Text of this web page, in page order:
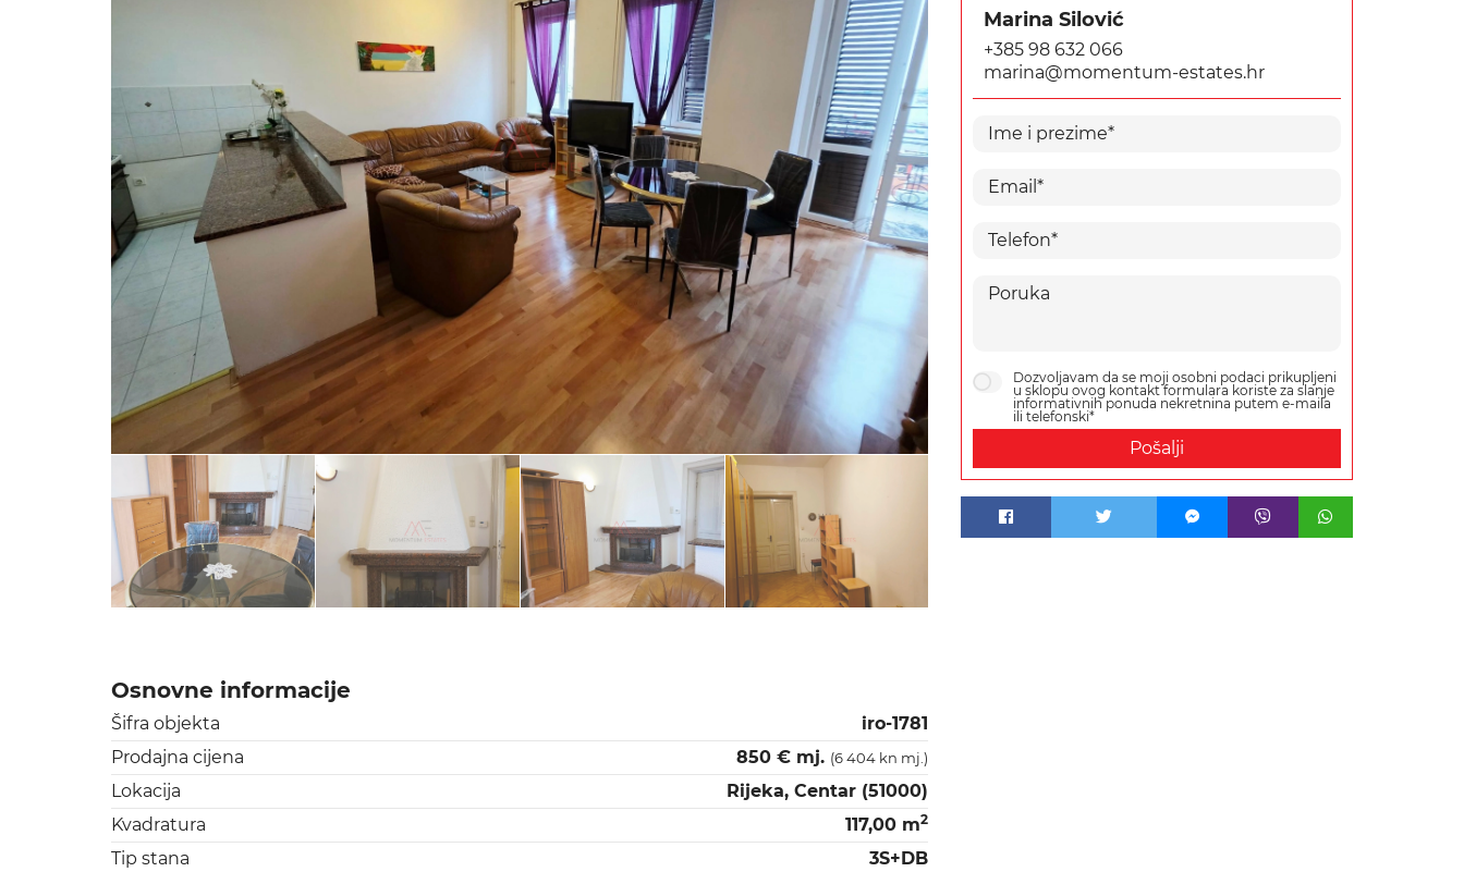
Osnovne informacije
Šifra objekta
iro-1781
Prodajna cijena
850 € mj. (6 404 kn mj.)
Lokacija
Rijeka, Centar (51000)
Kvadratura
117,00 m2
Tip stana
3S+DB
Marina Silović
+385 98 632 066
marina@momentum-estates.hr
Dozvoljavam da se moji osobni podaci prikupljeni
u sklopu ovog kontakt formulara koriste za slanje
informativnih ponuda nekretnina putem e-maila
ili telefonski*
Pošalji